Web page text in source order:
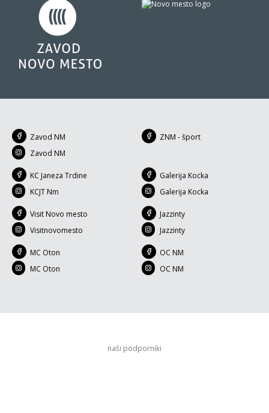
Zavod NM
Zavod NM
ZNM - šport
KC Janeza Trdine
KCJT Nm
Galerija Kocka
Galerija Kocka
Visit Novo mesto
Visitnovomesto
Jazzinty
Jazzinty
MC Oton
MC Oton
OC NM
OC NM
naši podporniki